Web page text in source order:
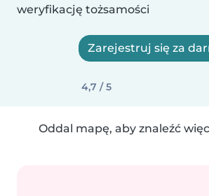
weryfikację tożsamości
Zarejestruj się za
4,7 / 5
Oddal mapę, aby znaleźć